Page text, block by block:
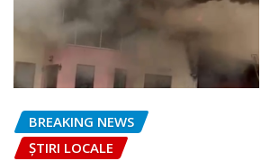
BREAKING NEWS
ȘTIRI LOCALE